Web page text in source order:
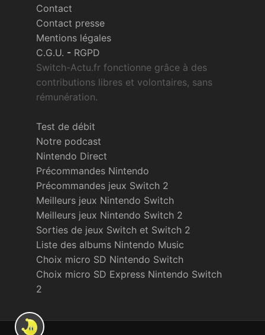
Contact
Contact presse
Mentions légales
C.G.U. - RGPD
Switch-Actu.fr fonctionne grâce à des
contributions libres et volontaires, sans
rémunération.
Test de débit
Notre podcast
Nintendo Direct
Précommandes Nintendo
Précommandes jeux Switch 2
Meilleurs jeux Nintendo Switch
Meilleurs jeux Nintendo Switch 2
Sorties de jeux Switch et Switch 2
Liste des albums Nintendo Music
Choix micro SD Nintendo Switch
Choix micro SD Express Nintendo Switch
2